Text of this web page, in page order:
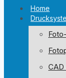
Home
CAD